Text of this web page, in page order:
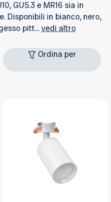
GU5.3 e MR16 sia in
Disponibili in bianco, nero,
pitt...vedi altro
Ordina per